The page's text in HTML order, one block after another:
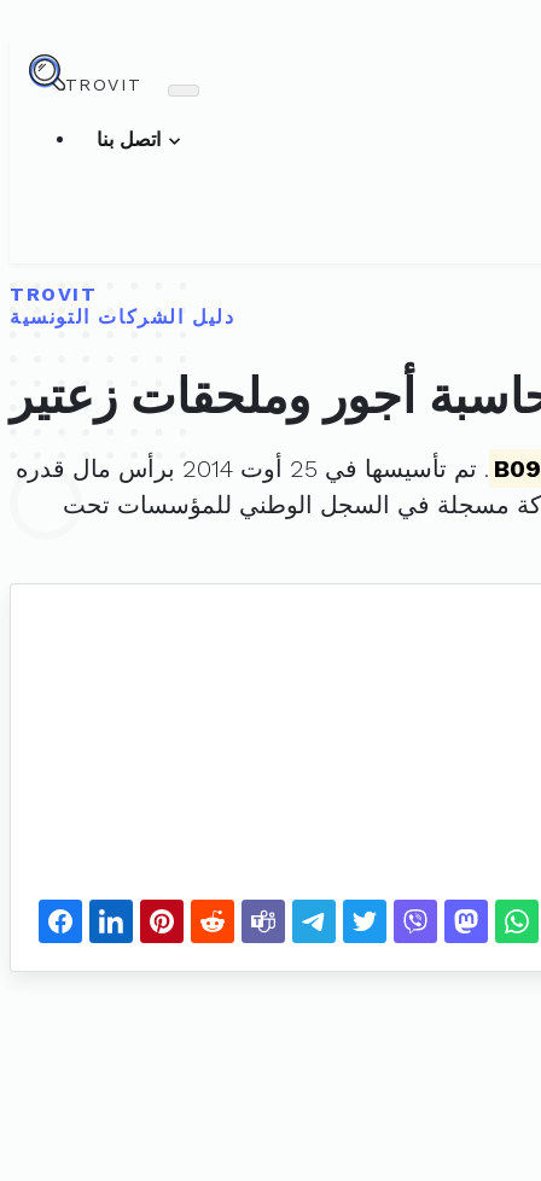
TROVIT
TROVIT
دليل الشركات التونسية
أجور وملحقات زعتير
. تم تأسيسها في 25 أوت 2014 برأس مال قدره
مسجلة في السجل الوطني للمؤسسات تحت